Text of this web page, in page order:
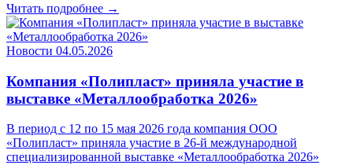
Читать подробнее →
Новости 04.05.2026
Компания «Полипласт» приняла участие в
выставке «Металлообработка 2026»
В период с 12 по 15 мая 2026 года компания ООО
«Полипласт» приняла участие в 26-й международной
специализированной выставке «Металлообработка 2026»